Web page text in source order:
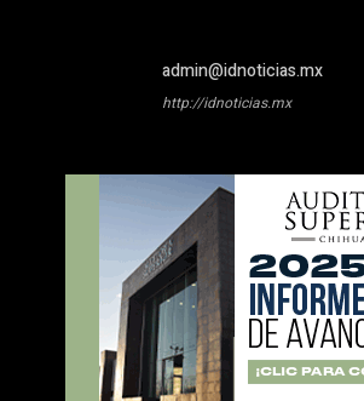
admin@idnoticias.mx
http://idnoticias.mx